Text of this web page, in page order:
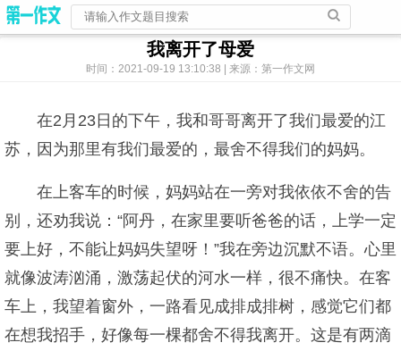
我离开了母爱
时间：2021-09-19 13:10:38 | 来源：第一作文网
在2月23日的下午，我和哥哥离开了我们最爱的江
苏，因为那里有我们最爱的，最舍不得我们的妈妈。
在上客车的时候，妈妈站在一旁对我依依不舍的告
别，还劝我说：“阿丹，在家里要听爸爸的话，上学一定
要上好，不能让妈妈失望呀！”我在旁边沉默不语。心里
就像波涛汹涌，激荡起伏的河水一样，很不痛快。在客
车上，我望着窗外，一路看见成排成排树，感觉它们都
在想我招手，好像每一棵都舍不得我离开。这是有两滴